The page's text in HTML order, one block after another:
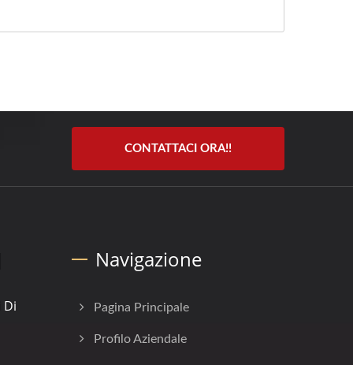
CONTATTACI ORA!!
Di
Navigazione
Pagina Principale
Profilo Aziendale